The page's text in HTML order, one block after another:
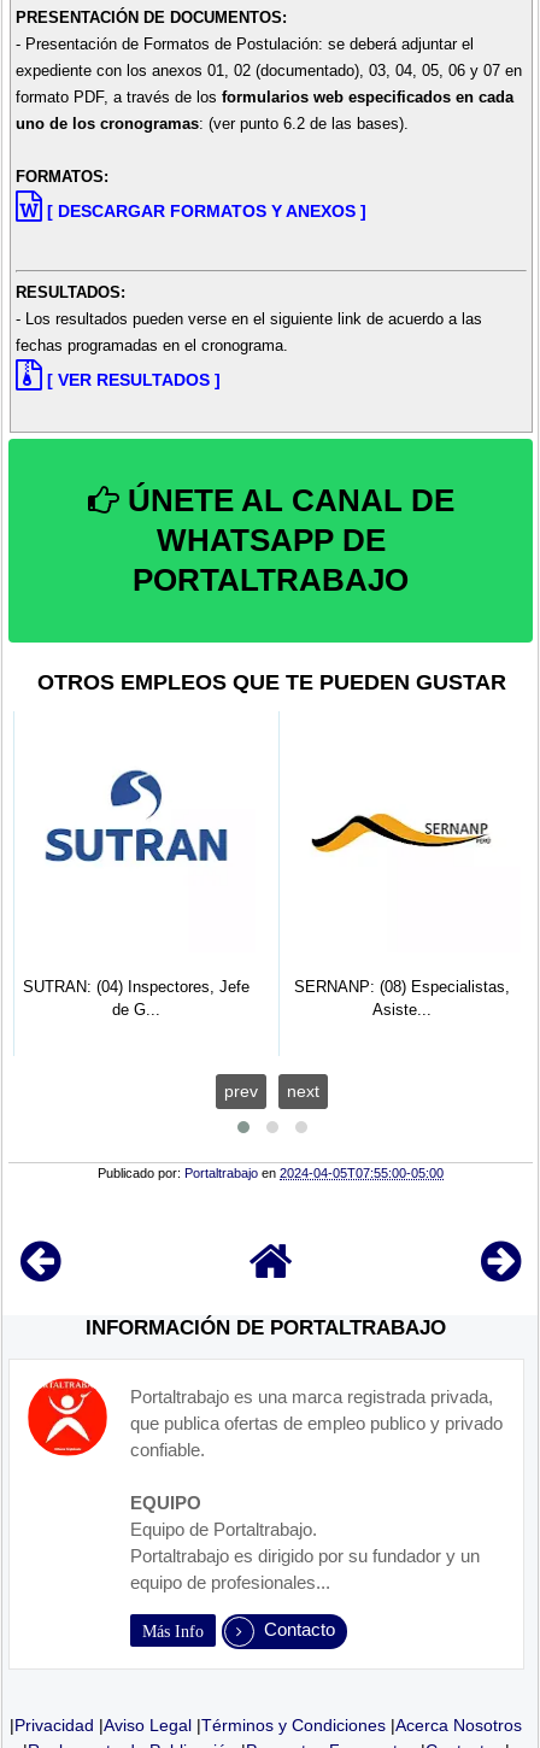
PRESENTACIÓN DE DOCUMENTOS:
- Presentación de Formatos de Postulación: se deberá adjuntar el
expediente con los anexos 01, 02 (documentado), 03, 04, 05, 06 y 07 en
formato PDF, a través de los formularios web especificados en cada
uno de los cronogramas: (ver punto 6.2 de las bases).
FORMATOS:
[ DESCARGAR FORMATOS Y ANEXOS ]
RESULTADOS:
- Los resultados pueden verse en el siguiente link de acuerdo a las
fechas programadas en el cronograma.
[ VER RESULTADOS ]
ÚNETE AL CANAL DE
WHATSAPP DE
PORTALTRABAJO
OTROS EMPLEOS QUE TE PUEDEN GUSTAR
SUTRAN: (04) Inspectores, Jefe
de G...
SERNANP: (08) Especialistas,
Asiste...
prev next
Publicado por: Portaltrabajo en2024-04-05T07:55:00-05:00
INFORMACIÓN DE PORTALTRABAJO
Portaltrabajo es una marca registrada privada,
que publica ofertas de empleo publico y privado
confiable.
EQUIPO
Equipo de Portaltrabajo.
Portaltrabajo es dirigido por su fundador y un
equipo de profesionales...
Más Info Contacto
|Privacidad |Aviso Legal |Términos y Condiciones |Acerca Nosotros